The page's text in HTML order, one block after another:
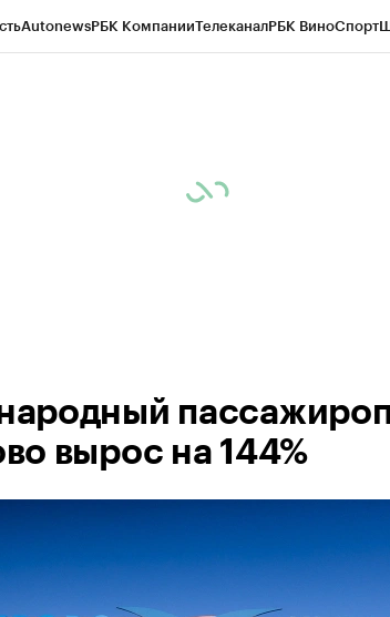
AutonewsРБК КомпанииТелеканалРБК ВиноСпорт
вырос на 144%